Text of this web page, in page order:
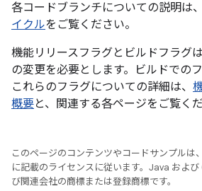
各コードブランチについての説明は、
イクルをご覧ください。
機能リリースフラグとビルドフラグ
の変更を必要とします。ビルドでの
これらのフラグについての詳細は、
概要と、関連する各ページをご覧くだ
このページのコンテンツやコードサンプルは、
に記載のライセンスに従います。Java およ
び関連会社の商標または登録商標です。